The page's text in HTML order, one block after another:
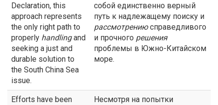
Declaration, this
approach represents
the only right path to
properly handlingand
seeking a just and
durable solution to
the South China Sea
issue.
собой единственно верный
путь к надлежащему поиску и
рассмотрениюсправедливого
и прочного решения
проблемы в Южно-Китайском
море.
Efforts have been
Несмотря на попытки